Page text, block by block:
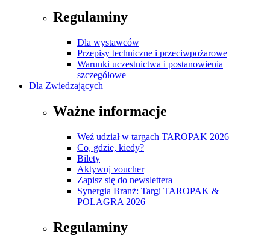
Regulaminy
Dla wystawców
Przepisy techniczne i przeciwpożarowe
Warunki uczestnictwa i postanowienia
szczegółowe
Dla Zwiedzających
Ważne informacje
Weź udział w targach TAROPAK 2026
Co, gdzie, kiedy?
Bilety
Aktywuj voucher
Zapisz się do newslettera
Synergia Branż: Targi TAROPAK &
POLAGRA 2026
Regulaminy